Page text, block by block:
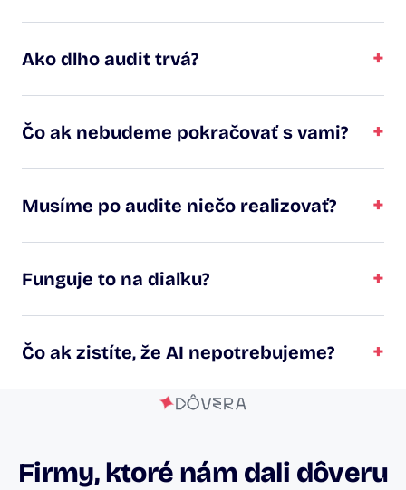
Ako dlho audit trvá? +
Čo ak nebudeme pokračovať s vami? +
Musíme po audite niečo realizovať? +
Funguje to na diaľku? +
Čo ak zistíte, že AI nepotrebujeme? +
DÔVERA
Firmy, ktoré nám dali dôveru